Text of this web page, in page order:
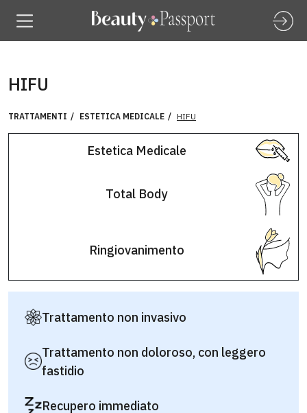
HIFU
TRATTAMENTI ESTETICA MEDICALE HIFU
Estetica Medicale
Total Body
Ringiovanimento
Trattamento non invasivo
Trattamento non doloroso, con leggero
fastidio
Recupero immediato